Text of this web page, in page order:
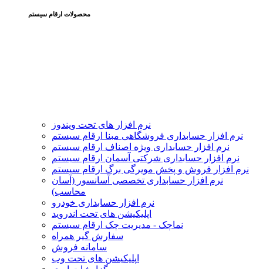
محصولات ارقام سیستم
نرم افزار های تحت ویندوز
نرم افزار حسابداری فروشگاهی مبنا ارقام سیستم
نرم افزار حسابداری ویژه اصناف ارقام سیستم
نرم افزار حسابداری شرکتی آسمان ارقام سیستم
نرم افزار فروش و پخش مویرگی برگ ارقام سیستم
نرم افزار حسابداری تخصصی آسانسور (آسان
محاسب)
نرم افزار حسابداری خودرو
اپلیکیشن های تحت اندروید
نماچک - مدیریت چک ارقام سیستم
سفارش گیر همراه
سامانه فروش
اپلیکیشن های تحت وب